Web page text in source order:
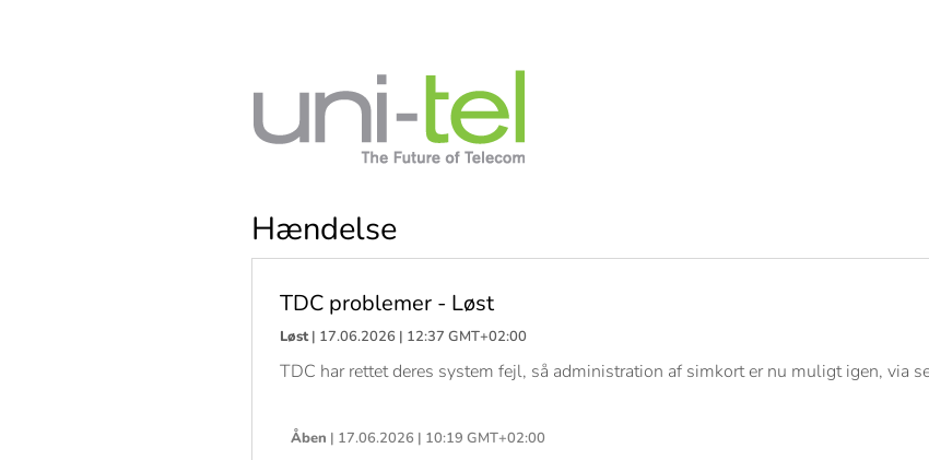
Hændelse
TDC problemer - Løst
Løst| 17.06.2026 | 12:37 GMT+02:00
TDC har rettet deres system fejl, så administration af simkort er nu muligt igen, via
Åben | 17.06.2026 | 10:19 GMT+02:00